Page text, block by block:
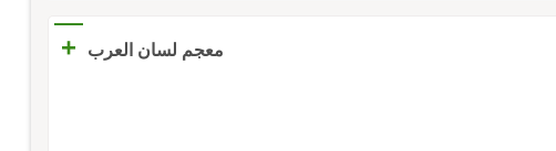
معجم لسان العرب +